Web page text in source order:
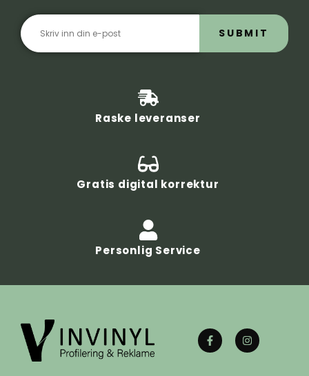
SUBMIT
Raske leveranser
Gratis digital korrektur
Personlig Service